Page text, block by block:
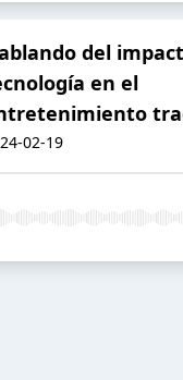
del
en el
02-19